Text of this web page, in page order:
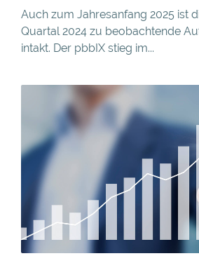
Auch zum Jahresanfang 2025 ist
Quartal 2024 zu beobachtende
intakt. Der pbbIX stieg im...